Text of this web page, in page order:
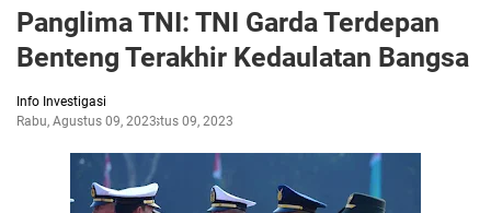
Panglima TNI: TNI Garda Terdepan
Benteng Terakhir Kedaulatan Bangsa
Info Investigasi
Rabu, Agustus 09, 2023Agustus 09, 2023